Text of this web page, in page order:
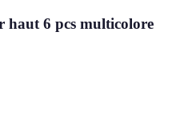
haut 6 pcs multicolore